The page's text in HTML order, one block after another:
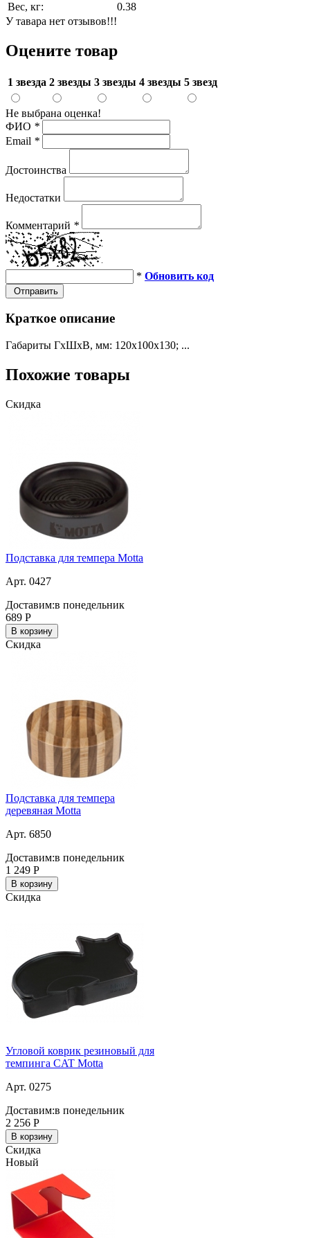
Вес, кг:
0.38
У тавара нет отзывов!!!
Оцените товар
1 звезда 2 звезды 3 звезды 4 звезды 5 звезд
Не выбрана оценка!
ФИО *
Email *
Достоинства
Недостатки
Комментарий *
* Обновить код
Отправить
Краткое описание
Габариты ГхШхВ, мм: 120х100х130; ...
Похожие товары
Скидка
Подставка для темпера Motta
Арт. 0427
Доставим:в понедельник
689 Р
В корзину
Скидка
Подставка для темпера
деревяная Motta
Арт. 6850
Доставим:в понедельник
1 249 Р
В корзину
Скидка
Угловой коврик резиновый для
темпинга CAT Motta
Арт. 0275
Доставим:в понедельник
2 256 Р
В корзину
Скидка
Новый